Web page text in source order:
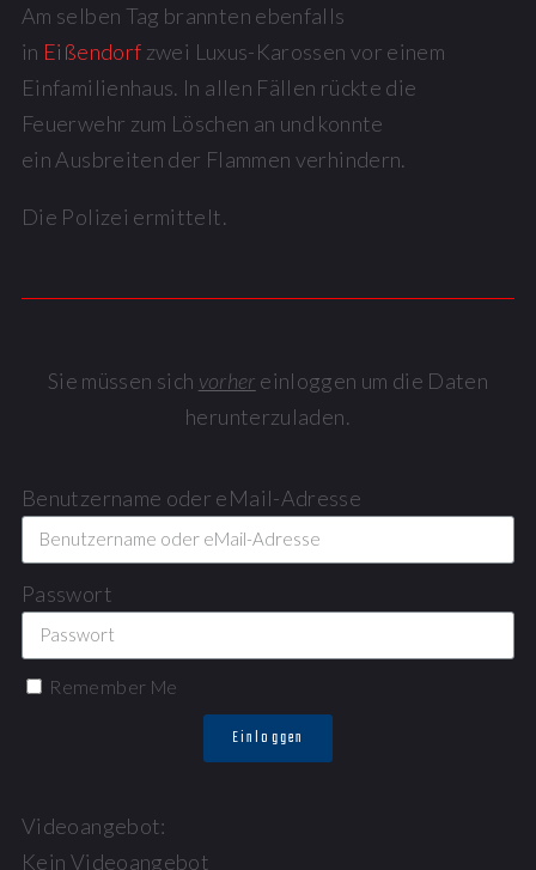
Am selben Tag brannten ebenfalls
in Eißendorf zwei Luxus-Karossen vor einem
Einfamilienhaus. In allen Fällen rückte die
Feuerwehr zum Löschen an und konnte
ein Ausbreiten der Flammen verhindern.
Die Polizei ermittelt.
Sie müssen sich vorher einloggen um die Daten
herunterzuladen.
Benutzername oder eMail-Adresse
Passwort
Remember Me
Einloggen
Videoangebot:
Kein Videoangebot